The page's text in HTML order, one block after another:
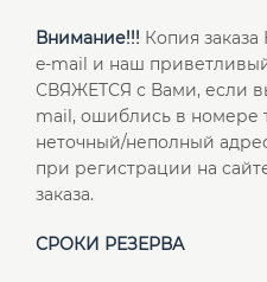
Внимание!!! Копия
e-mail и наш
СВЯЖЕТСЯ с Вами, если
mail, ошиблись в номере
неточный/неполный
при регистрации на
заказа.
СРОКИ РЕЗЕРВА